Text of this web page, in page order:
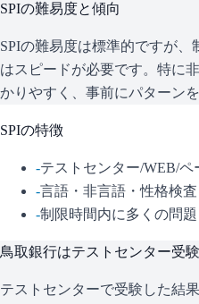
SPIの難易度と傾向
SPIの難易度は標準的ですが
はスピードが必要です。特に
かりやすく、事前にパターン
SPIの特徴
-テストセンター/WEB/ペ
-言語・非言語・性格検査
-制限時間内に多くの問題
鳥取銀行はテストセンター受験
テストセンターで受験した結